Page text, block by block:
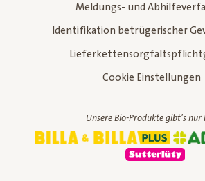
Meldungs- und
Identifikation betrügerischer
Cookie Einstellungen
Unsere Bio-Produkte gibt's nur